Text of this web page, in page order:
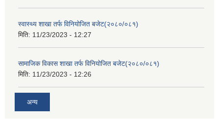
स्वास्थ्य शाखा तर्फ विनियोजित बजेट(२०८०/०८१)
मिति: 11/23/2023 - 12:27
सामाजिक विकास शाखा तर्फ विनियोजित बजेट(२०८०/०८१)
मिति: 11/23/2023 - 12:26
अन्य